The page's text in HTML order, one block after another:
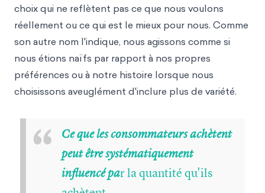
choix qui ne reflètent pas ce que nous voulons
réellement ou ce qui est le mieux pour nous. Comme
son autre nom l'indique, nous agissons comme si
nous étions naïfs par rapport à nos propres
préférences ou à notre histoire lorsque nous
choisissons aveuglément d'inclure plus de variété.
“
Ce que les consommateurs achètent
peut être systématiquement
influencé par la quantité qu'ils